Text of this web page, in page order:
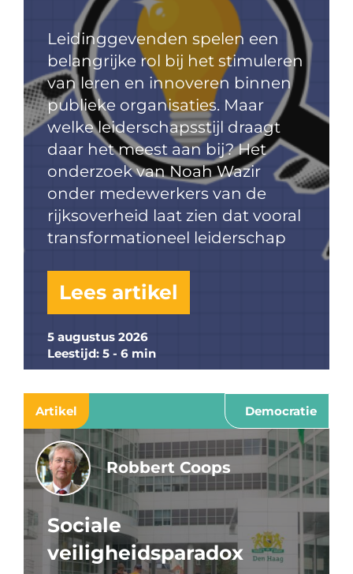
5 augustus 2026
Leestijd: 5 - 6 min
Leidinggevenden spelen een
belangrijke rol bij het stimuleren
van leren en innoveren binnen
publieke organisaties. Maar
welke leiderschapsstijl draagt
daar het meest aan bij? Het
onderzoek van Noah Wazir
onder medewerkers van de
rijksoverheid laat zien dat vooral
transformationeel leiderschap
Lees artikel
Artikel Democratie
Robbert Coops
Sociale
veiligheidsparadox